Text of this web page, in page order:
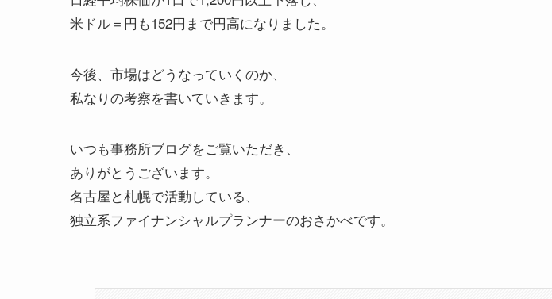
米ドル＝円も152円まで円高になりました。
今後、市場はどうなっていくのか、
私なりの考察を書いていきます。
いつも事務所ブログをご覧いただき、
ありがとうございます。
名古屋と札幌で活動している、
独立系ファイナンシャルプランナーのおさかべです。